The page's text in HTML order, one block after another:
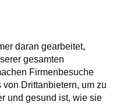
daran gearbeitet,
gesamten
Firmenbesuche
Drittanbietern, um zu
und gesund ist, wie sie